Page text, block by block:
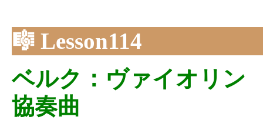
🎼 Lesson114
ベルク：ヴァイオリン
協奏曲